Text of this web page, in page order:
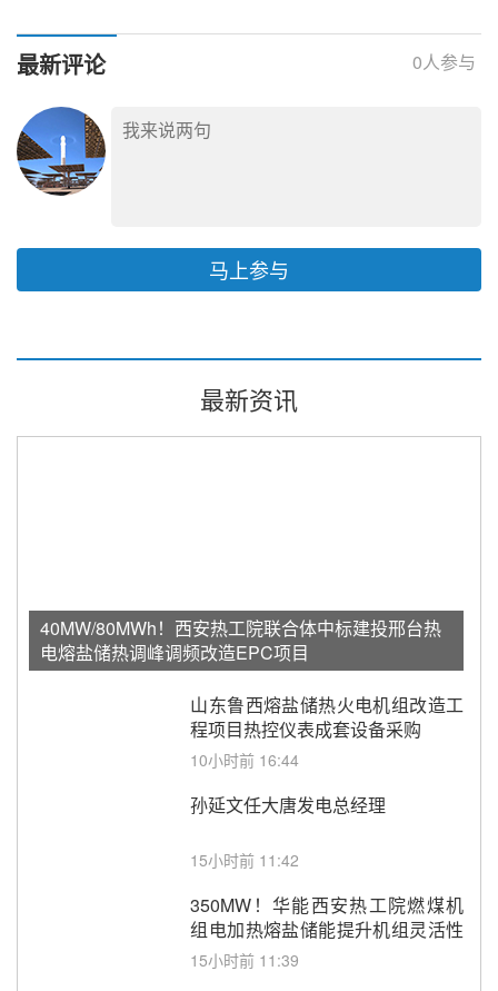
最新评论 0人参与
马上参与
最新资讯
40MW/80MWh！西安热工院联合体中标建投邢台热
电熔盐储热调峰调频改造EPC项目
山东鲁西熔盐储热火电机组改造工
程项目热控仪表成套设备采购
10小时前 16:44
孙延文任大唐发电总经理
15小时前 11:42
350MW！华能西安热工院燃煤机
组电加热熔盐储能提升机组灵活性
改造项目初步设计第三方评审服务
15小时前 11:39